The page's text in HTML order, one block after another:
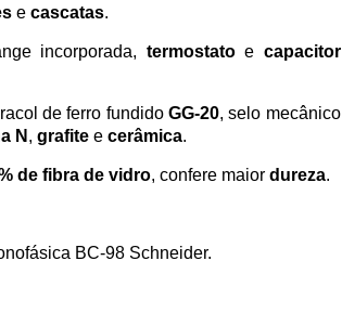
e cascatas.
incorporada, termostatoe capacitor
de ferro fundido GG-20, selo mecânico
N , grafite e cerâmica.
de fibra de vidro, confere maior dureza.
BC-98 Schneider.